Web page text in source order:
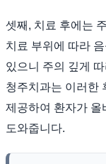
셋째, 치료 후에는
치료 부위에 따라
있으니 주의 깊게
청주치과는 이러한
제공하여 환자가 올
도와줍니다.